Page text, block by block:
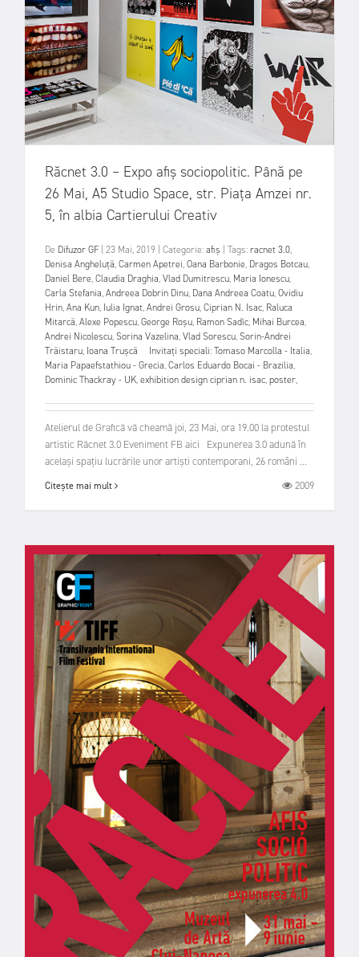
Răcnet 3.0 – Expo afiș sociopolitic. Până pe
26 Mai, A5 Studio Space, str. Piața Amzei nr.
5, în albia Cartierului Creativ
De Difuzor GF 23 Mai, 2019 Categorie:afiș Tags:racnet 3.0,
Denisa Angheluță,Carmen Apetrei,Oana Barbonie, Dragos Botcau,
Daniel Bere,Claudia Draghia,Vlad Dumitrescu, Maria Ionescu,
Carla Stefania,Andreea Dobrin Dinu, Dana Andreea Coatu,Ovidiu
Hrin,Ana Kun, Iulia Ignat,Andrei Grosu,Ciprian N. Isac, Raluca
Mitarcă,Alexe Popescu,George Roșu, Ramon Sadîc, Mihai Burcea,
Andrei Nicolescu,Sorina Vazelina,Vlad Sorescu,Sorin-Andrei
Trăistaru, Ioana Trușcă Invitați speciali: Tomaso Marcolla - Italia,
Maria Papaefstathiou - Grecia,Carlos Eduardo Bocai - Brazilia,
Dominic Thackray - UK,exhibition design ciprian n. isac,poster,
Atelierul de Grafică vă cheamă joi, 23 Mai, ora 19.00 la protestul
artistic Răcnet 3.0 Eveniment FB aici Expunerea 3.0 adună în
același spațiu lucrările unor artiști contemporani, 26 români ...
Citește mai mult 2009